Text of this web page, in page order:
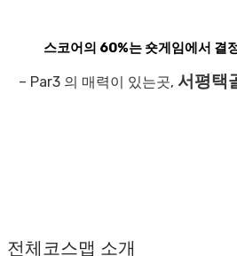
스코어의 60%는 숏게임에서 결
– Par3 의 매력이 있는곳, 서평택
전체코스맵 소개